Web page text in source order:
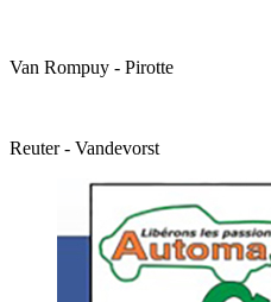
Van Rompuy - Pirotte
Reuter - Vandevorst